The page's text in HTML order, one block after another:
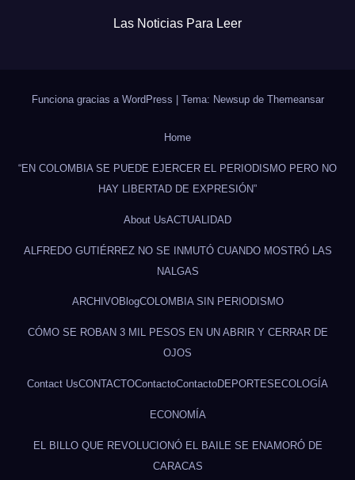
Las Noticias Para Leer
Funciona gracias a WordPress Tema: Newsup de Themeansar
Home
“EN COLOMBIA SE PUEDE EJERCER EL PERIODISMO PERO NO
HAY LIBERTAD DE EXPRESIÓN”
About UsACTUALIDAD
ALFREDO GUTIÉRREZ NO SE INMUTÓ CUANDO MOSTRÓ LAS
NALGAS
ARCHIVOBlogCOLOMBIA SIN PERIODISMO
CÓMO SE ROBAN 3 MIL PESOS EN UN ABRIR Y CERRAR DE
OJOS
Contact UsCONTACTOContactoContactoDEPORTES ECOLOGÍA
ECONOMÍA
EL BILLO QUE REVOLUCIONÓ EL BAILE SE ENAMORÓ DE
CARACAS